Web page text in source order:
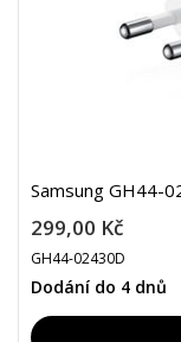
Samsung GH44-
299,00 Kč
GH44-02430D
Dodání do 4 dnů